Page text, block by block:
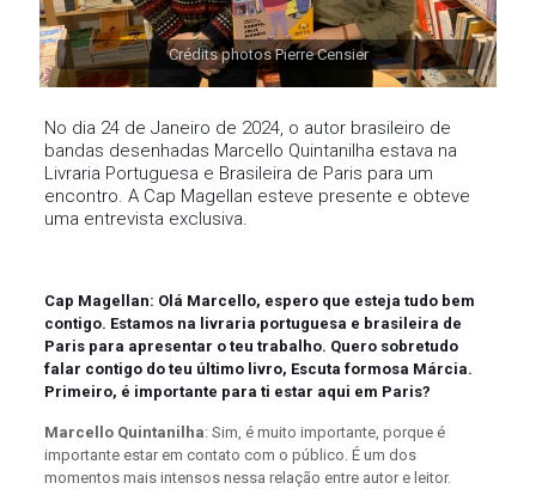
Crédits photos Pierre Censier
No dia 24 de Janeiro de 2024, o autor brasileiro de
bandas desenhadas Marcello Quintanilha estava na
Livraria Portuguesa e Brasileira de Paris para um
encontro. A Cap Magellan esteve presente e obteve
uma entrevista exclusiva.
Cap Magellan: Olá Marcello, espero que esteja tudo bem
contigo. Estamos na livraria portuguesa e brasileira de
Paris para apresentar o teu trabalho. Quero sobretudo
falar contigo do teu último livro, Escuta formosa Márcia.
Primeiro, é importante para ti estar aqui em Paris?
Marcello Quintanilha: Sim, é muito importante, porque é
importante estar em contato com o público. É um dos
momentos mais intensos nessa relação entre autor e leitor.